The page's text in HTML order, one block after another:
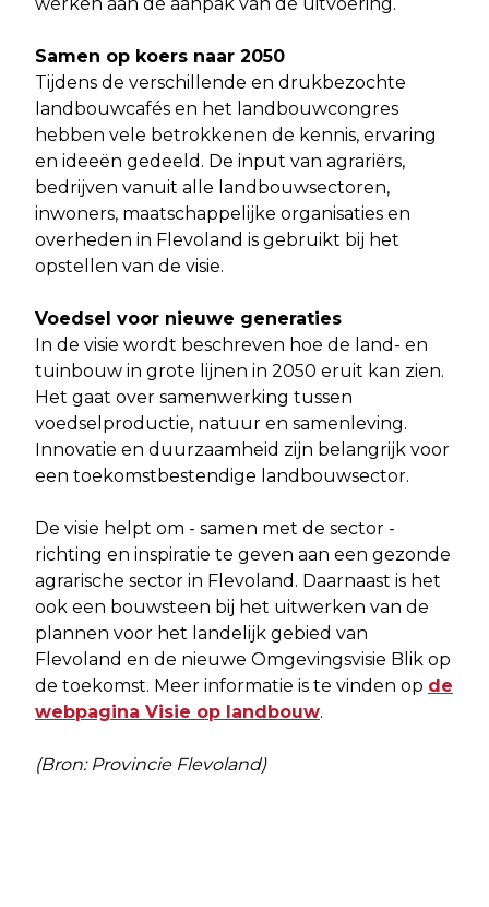
Samen op koers naar 2050
Tijdens de verschillende en drukbezochte
landbouwcafés en het landbouwcongres
hebben vele betrokkenen de kennis, ervaring
en ideeën gedeeld. De input van agrariërs,
bedrijven vanuit alle landbouwsectoren,
inwoners, maatschappelijke organisaties en
overheden in Flevoland is gebruikt bij het
opstellen van de visie.
Voedsel voor nieuwe generaties
In de visie wordt beschreven hoe de land- en
tuinbouw in grote lijnen in 2050 eruit kan zien.
Het gaat over samenwerking tussen
voedselproductie, natuur en samenleving.
Innovatie en duurzaamheid zijn belangrijk voor
een toekomstbestendige landbouwsector.
De visie helpt om - samen met de sector -
richting en inspiratie te geven aan een gezonde
agrarische sector in Flevoland. Daarnaast is het
ook een bouwsteen bij het uitwerken van de
plannen voor het landelijk gebied van
Flevoland en de nieuwe Omgevingsvisie Blik op
de toekomst. Meer informatie is te vinden op de
webpagina Visie op landbouw.
(Bron: Provincie Flevoland)